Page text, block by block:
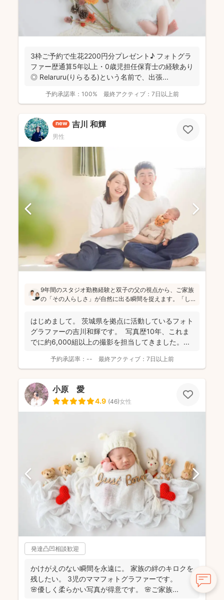
3枠ご予約で生花2200円分プレゼント♪ フォトグラ
ファー歴通算5年以上・0歳児担任保育士の経験あり
◎ Relaruru(りらるる)という名前で、出張...
予約承諾率： 100% 最終アクティブ： 7日以上前
new 吉川 和輝
男性
9年間のスタジオ勤務経験と双子の父の視点から、ご家族
の「その人らしさ」が自然に出る瞬間を捉えます。「し
ても「楽しかった！」と気持ちがよみがえる写真を残す
ことを、心がけて活動されていらっしゃいます！
はじめまして。 茨城県を拠点に活動しているフォト
グラファーの吉川和輝です。 写真歴10年、これま
でに約6,000組以上の撮影を担当してきました。 ...
予約承諾率： -- 最終アクティブ： 7日以上前
小原 愛
4.9 (46)女性
発達凸凹相談歓迎
かけがえのない瞬間を永遠に。 家族の絆のキロクを
残したい。 3児のママフォトグラファーです。
🌸優しく柔らかい写真が得意です。 🌸ご家族...